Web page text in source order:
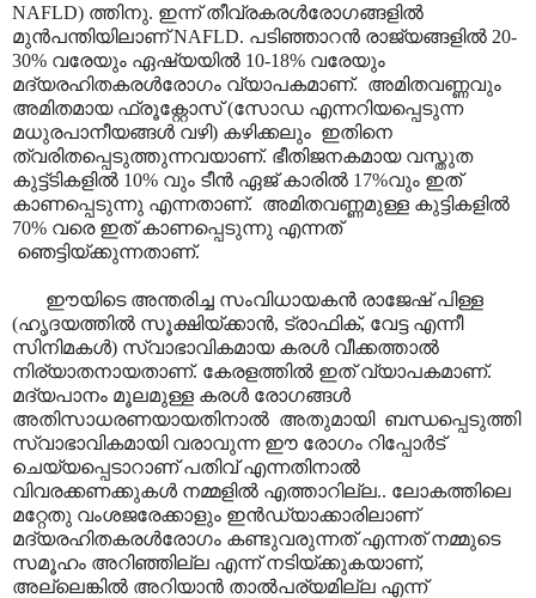
NAFLD) ത്തിനു. ഇന്ന് തീവ്രകരൾരോഗങ്ങളിൽ
മുൻപന്തിയിലാണ് NAFLD. പടിഞ്ഞാറൻ രാജ്യങ്ങളിൽ 20-
30% വരേയും ഏഷ്യയിൽ 10-18% വരേയും
മദ്യരഹിതകരൾരോഗം വ്യാപകമാണ്. അമിതവണ്ണവും
അമിതമായ ഫ്രൂക്റ്റോസ് (സോഡ എന്നറിയപ്പെടുന്ന
മധുരപാനീയങ്ങൾ വഴി) കഴിക്കലും ഇതിനെ
ത്വരിതപ്പെടുത്തുന്നവയാണ്. ഭീതിജനകമായ വസ്തുത
കുട്ട്ടികളിൽ 10% വും ടീൻ ഏജ് കാരിൽ 17%വും ഇത്
കാണപ്പെടുന്നു എന്നതാണ്. അമിതവണ്ണമുള്ള കുട്ടികളിൽ
70% വരെ ഇത് കാണപ്പെടുന്നു എന്നത്
ഞെട്ടിയ്ക്കുന്നതാണ്.
ഈയിടെ അന്തരിച്ച സംവിധായകൻ രാജേഷ് പിള്ള
(ഹൃദയത്തിൽ സൂക്ഷിയ്ക്കാൻ, ട്രാഫിക്, വേട്ട എന്നീ
സിനിമകൾ) സ്വാഭാവികമായ കരൾ വീക്കത്താൽ
നിര്യാതനായതാണ്. കേരളത്തിൽ ഇത് വ്യാപകമാണ്.
മദ്യപാനം മൂലമുള്ള കരൾ രോഗങ്ങൾ
അതിസാധരണയായതിനാൽ അതുമായി ബന്ധപ്പെടുത്തി
സ്വാഭാവികമായി വരാവുന്ന ഈ രോഗം റിപ്പോർട്
ചെയ്യപ്പെടാറാണ് പതിവ് എന്നതിനാൽ
വിവരക്കണക്കുകൾ നമ്മളിൽ എത്താറില്ല.. ലോകത്തിലെ
മറ്റേതു വംശജരേക്കാളും ഇൻഡ്യാക്കാരിലാണ്
മദ്യരഹിതകരൾരോഗം കണ്ടുവരുന്നത് എന്നത് നമ്മുടെ
സമൂഹം അറിഞ്ഞില്ല എന്ന് നടിയ്ക്കുകയാണ്,
അല്ലെങ്കിൽ അറിയാൻ താൽപര്യമില്ല എന്ന്